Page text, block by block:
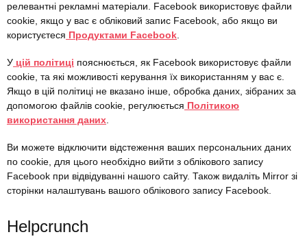
релевантні рекламні матеріали. Facebook використовує файли
cookie, якщо у вас є обліковий запис Facebook, або якщо ви
користуєтеся Продуктами Facebook
У цій політиці пояснюється, як Facebook використовує файли
cookie, та які можливості керування їх використанням у вас є.
Якщо в цій політиці не вказано інше, обробка даних, зібраних за
допомогою файлів cookie, регулюється Політикою
використання даних
Ви можете відключити відстеження ваших персональних даних
по cookie, для цього необхідно вийти з облікового запису
Facebook при відвідуванні нашого сайту. Також видаліть Mirror зі
сторінки налаштувань вашого облікового запису Facebook.
Helpcrunch